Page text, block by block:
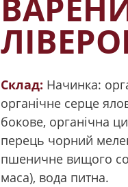
Склад: Начинка:
органічне серце
бокове, органічна
перець чорний
пшеничне вищого
маса), вода питна.